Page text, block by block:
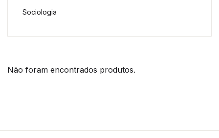
Não foram encontrados produtos.
Sociologia